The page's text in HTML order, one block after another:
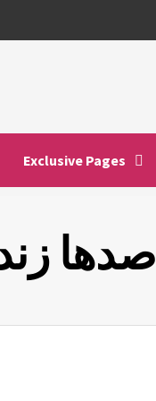
Exclusive Pages
صدها